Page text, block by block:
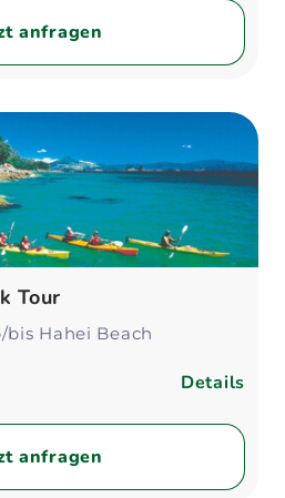
anfragen
Tour
Hahei Beach
Details
anfragen